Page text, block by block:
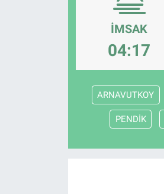
İMSAK
04:17
ARNAVUTKOY
PENDİK